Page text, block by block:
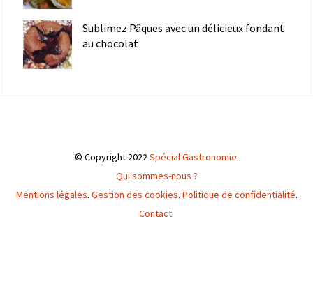
Sublimez Pâques avec un délicieux fondant
au chocolat
© Copyright 2022Spécial Gastronomie.
Qui sommes-nous ?
Mentions légales. Gestion des cookies. Politique de confidentialité.
Contact.